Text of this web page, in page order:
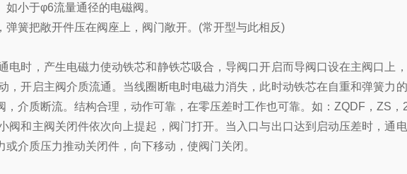
小于φ6流量通径的电磁阀。
簧把敞开件压在阀座上，阀门敞开。(常开型与此相反)
时，产生电磁力使动铁芯和静铁芯吸合，导阀口开启而导阀口设在主阀口上
开启主阀介质流通。当线圈断电时电磁力消失，此时动铁芯在自重和弹簧力
介质断流。结构合理，动作可靠，在零压差时工作也可靠。如：ZQDF，ZS，
和主阀关闭件依次向上提起，阀门打开。当入口与出口达到启动压差时，通
介质压力推动关闭件，向下移动，使阀门关闭。